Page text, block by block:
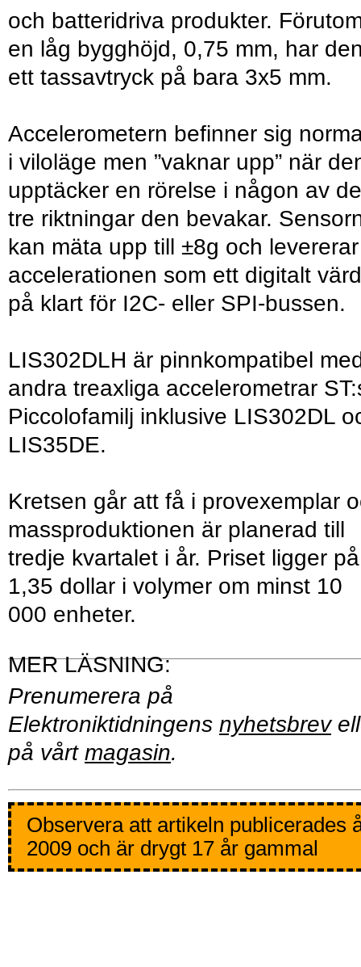
och batteridriva produkter.
en låg bygghöjd, 0,75 mm, har
ett tassavtryck på bara 3x5 mm.
Accelerometern befinner sig
i viloläge men ”vaknar upp” när
upptäcker en rörelse i någon av de
tre riktningar den bevakar.
kan mäta upp till ±8g och levererar
accelerationen som ett digitalt
på klart för I2C- eller SPI-bussen.
LIS302DLH är pinnkompatibel
andra treaxliga accelerometrar
Piccolofamilj inklusive LIS302DL
LIS35DE.
Kretsen går att få i provexemplar
massproduktionen är planerad till
tredje kvartalet i år. Priset ligger på
1,35 dollar i volymer om minst 10
000 enheter.
Prenumerera på
Elektroniktidningens nyhetsbrev
på vårt magasin.
Observera att artikeln publicerades
2009 och är drygt 17 år gammal